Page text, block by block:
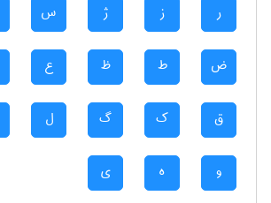
ر ز ژ س
ض ط ظ ع
ق ک گ ل
و ه ی